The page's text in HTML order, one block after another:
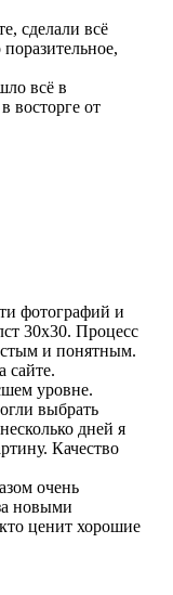
сделали всё
всё в
восторге от
фотографий и
30х30. Процесс
и понятным.
сайте.
уровне.
выбрать
дней я
Качество
очень
новыми
ценит хорошие